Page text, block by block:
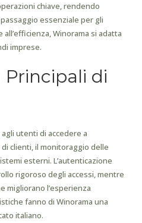
chiave, rendendo
essenziale per gli
Winorama si adatta
imprese.
Principali di
utenti di accedere a
clienti, il monitoraggio delle
esterni. L’autenticazione
rigoroso degli accessi, mentre
migliorano l’esperienza
fanno di Winorama una
italiano.